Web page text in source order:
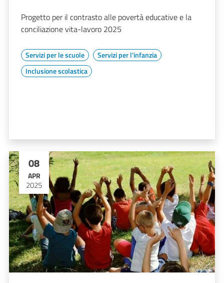
Progetto per il contrasto alle povertà educative e la
conciliazione vita-lavoro 2025
Servizi per le scuole
Servizi per l'infanzia
Inclusione scolastica
08
APR
2025